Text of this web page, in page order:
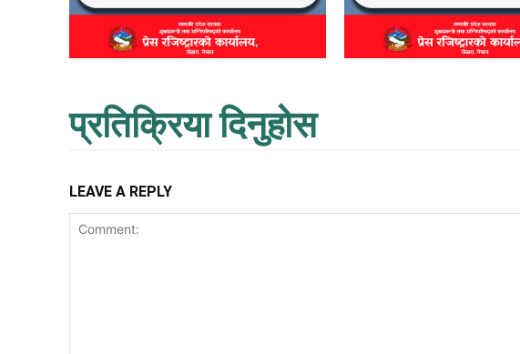
प्रतिक्रिया दिनुहोस
LEAVE A REPLY